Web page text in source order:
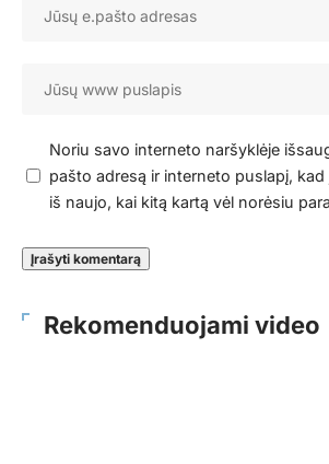
Noriu savo interneto naršyklėje
pašto adresą ir interneto puslapį,
iš naujo, kai kitą kartą vėl norėsiu
Rekomenduojami video